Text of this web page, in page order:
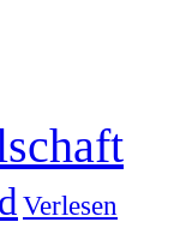
Verlesen